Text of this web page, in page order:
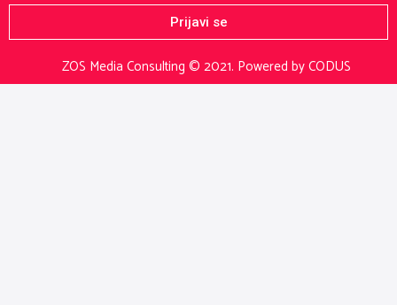
ZOS Media Consulting © 2021. Powered by CODUS
Prijavi se